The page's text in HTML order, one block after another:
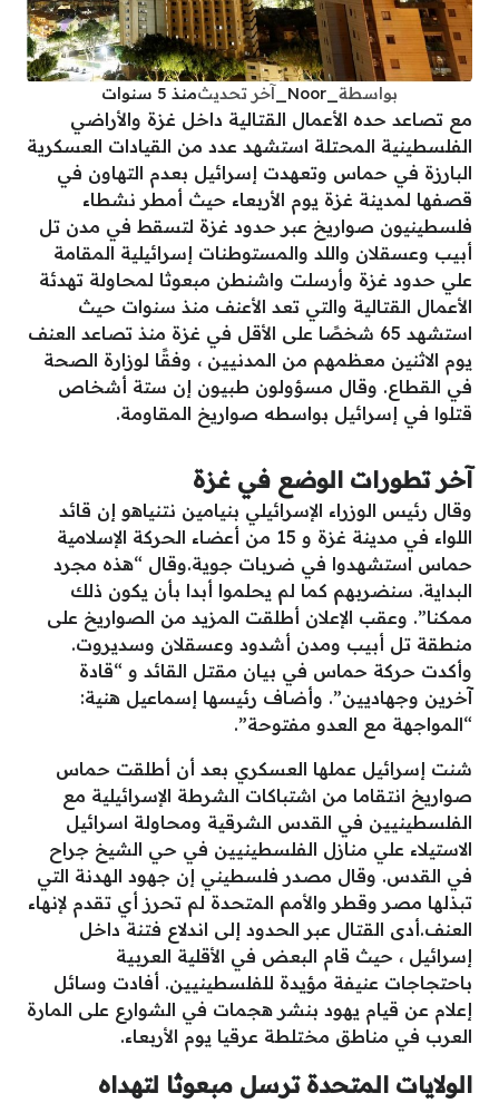
بواسطة آخر تحديثمنذ 5 سنوات
مع تصاعد حده الأعمال القتالية داخل غزة والأراضي
الفلسطينية المحتلة استشهد عدد من القيادات العسكرية
البارزة في حماس وتعهدت إسرائيل بعدم التهاون في
قصفها لمدينة غزة يوم الأربعاء حيث أمطر نشطاء
فلسطينيون صواريخ عبر حدود غزة لتسقط في مدن تل
أبيب وعسقلان واللد والمستوطنات إسرائيلية المقامة
علي حدود غزة وأرسلت واشنطن مبعوثا لمحاولة تهدئة
الأعمال القتالية والتي تعد الأعنف منذ سنوات حيث
استشهد 65 شخصًا على الأقل في غزة منذ تصاعد العنف
يوم الاثنين معظمهم من المدنيين ، وفقًا لوزارة الصحة
في القطاع. وقال مسؤولون طبيون إن ستة أشخاص
قتلوا في إسرائيل بواسطه صواريخ المقاومة.
آخر تطورات الوضع في غزة
وقال رئيس الوزراء الإسرائيلي بنيامين نتنياهو إن قائد
اللواء في مدينة غزة و 15 من أعضاء الحركة الإسلامية
حماس استشهدوا في ضربات جوية.وقال “هذه مجرد
البداية. سنضربهم كما لم يحلموا أبدا بأن يكون ذلك
ممكنا”. وعقب الإعلان أطلقت المزيد من الصواريخ على
منطقة تل أبيب ومدن أشدود وعسقلان وسديروت.
وأكدت حركة حماس في بيان مقتل القائد و “قادة
آخرين وجهاديين”. وأضاف رئيسها إسماعيل هنية:
“المواجهة مع العدو مفتوحة”.
شنت إسرائيل عملها العسكري بعد أن أطلقت حماس
صواريخ انتقاما من اشتباكات الشرطة الإسرائيلية مع
الفلسطينيين في القدس الشرقية ومحاولة اسرائيل
الاستيلاء علي منازل الفلسطينيين في حي الشيخ جراح
في القدس. وقال مصدر فلسطيني إن جهود الهدنة التي
تبذلها مصر وقطر والأمم المتحدة لم تحرز أي تقدم لإنهاء
العنف.أدى القتال عبر الحدود إلى اندلاع فتنة داخل
إسرائيل ، حيث قام البعض في الأقلية العربية
باحتجاجات عنيفة مؤيدة للفلسطينيين. أفادت وسائل
إعلام عن قيام يهود بنشر هجمات في الشوارع على المارة
العرب في مناطق مختلطة عرقيا يوم الأربعاء.
الولايات المتحدة ترسل مبعوثا لتهداه